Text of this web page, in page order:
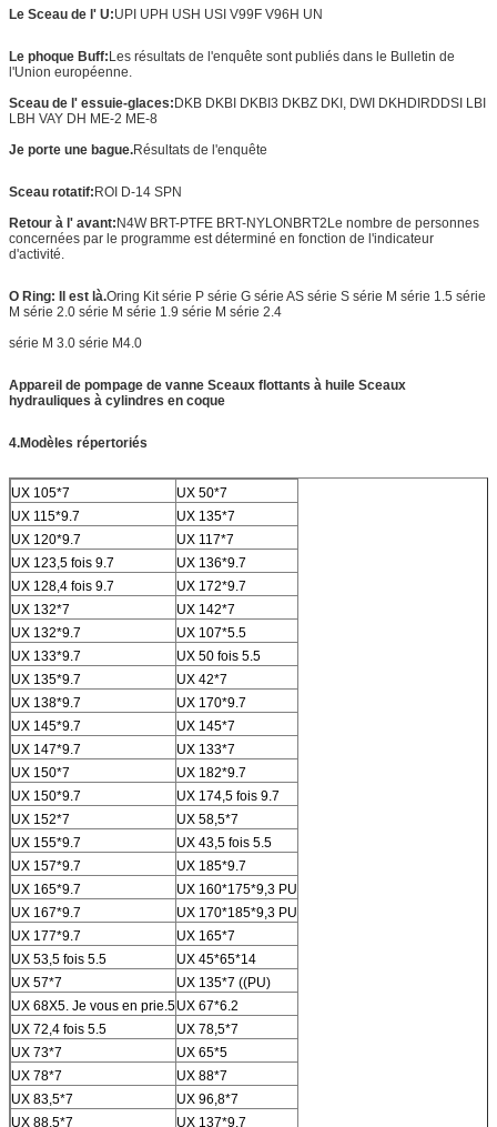
Le Sceau de l' U:UPI UPH USH USI V99F V96H UN
Le phoque Buff:Les résultats de l'enquête sont publiés dans le Bulletin de
l'Union européenne.
Sceau de l' essuie-glaces:DKB DKBI DKBI3 DKBZ DKI, DWI DKHDIRDDSI LBI
LBH VAY DH ME-2 ME-8
Je porte une bague.Résultats de l'enquête
Sceau rotatif:ROI D-14 SPN
Retour à l' avant:N4W BRT-PTFE BRT-NYLONBRT2Le nombre de personnes
concernées par le programme est déterminé en fonction de l'indicateur
d'activité.
O Ring: Il est là.Oring Kit série P série G série AS série S série M série 1.5 série
M série 2.0 série M série 1.9 série M série 2.4
série M 3.0 série M4.0
Appareil de pompage de vanne Sceaux flottants à huile Sceaux
hydrauliques à cylindres en coque
4.Modèles répertoriés
UX 105*7
UX 50*7
UX 115*9.7
UX 135*7
UX 120*9.7
UX 117*7
UX 123,5 fois 9.7
UX 136*9.7
UX 128,4 fois 9.7
UX 172*9.7
UX 132*7
UX 142*7
UX 132*9.7
UX 107*5.5
UX 133*9.7
UX 50 fois 5.5
UX 135*9.7
UX 42*7
UX 138*9.7
UX 170*9.7
UX 145*9.7
UX 145*7
UX 147*9.7
UX 133*7
UX 150*7
UX 182*9.7
UX 150*9.7
UX 174,5 fois 9.7
UX 152*7
UX 58,5*7
UX 155*9.7
UX 43,5 fois 5.5
UX 157*9.7
UX 185*9.7
UX 165*9.7
UX 160*175*9,3 PU
UX 167*9.7
UX 170*185*9,3 PU
UX 177*9.7
UX 165*7
UX 53,5 fois 5.5
UX 45*65*14
UX 57*7
UX 135*7 ((PU)
UX 68X5. Je vous en prie.5UX 67*6.2
UX 72,4 fois 5.5
UX 78,5*7
UX 73*7
UX 65*5
UX 78*7
UX 88*7
UX 83,5*7
UX 96,8*7
UX 88,5*7
UX 137*9.7